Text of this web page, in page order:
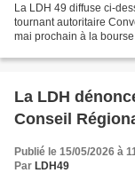
La LDH 49 diffuse ci-
tournant autoritaire
mai prochain à la
La LDH
Conseil
Publié le 15/05/2026 à
Par LDH49